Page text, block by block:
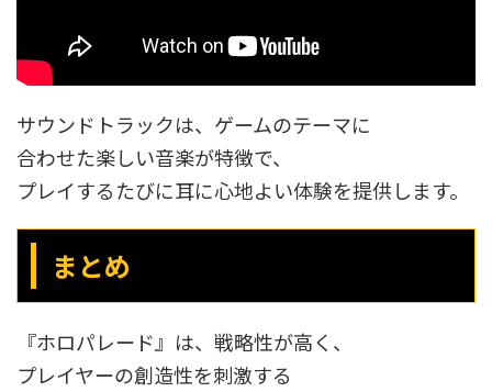
サウンドトラックは、ゲームのテーマに
合わせた楽しい音楽が特徴で、
プレイするたびに耳に心地よい体験を提供します。
まとめ
『ホロパレード』は、戦略性が高く、
プレイヤーの創造性を刺激する